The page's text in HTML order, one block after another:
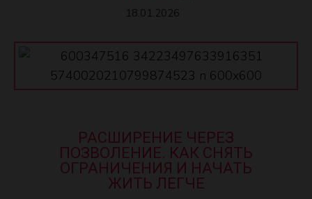
18.01.2026
РАСШИРЕНИЕ ЧЕРЕЗ
ПОЗВОЛЕНИЕ. КАК СНЯТЬ
ОГРАНИЧЕНИЯ И НАЧАТЬ
ЖИТЬ ЛЕГЧЕ